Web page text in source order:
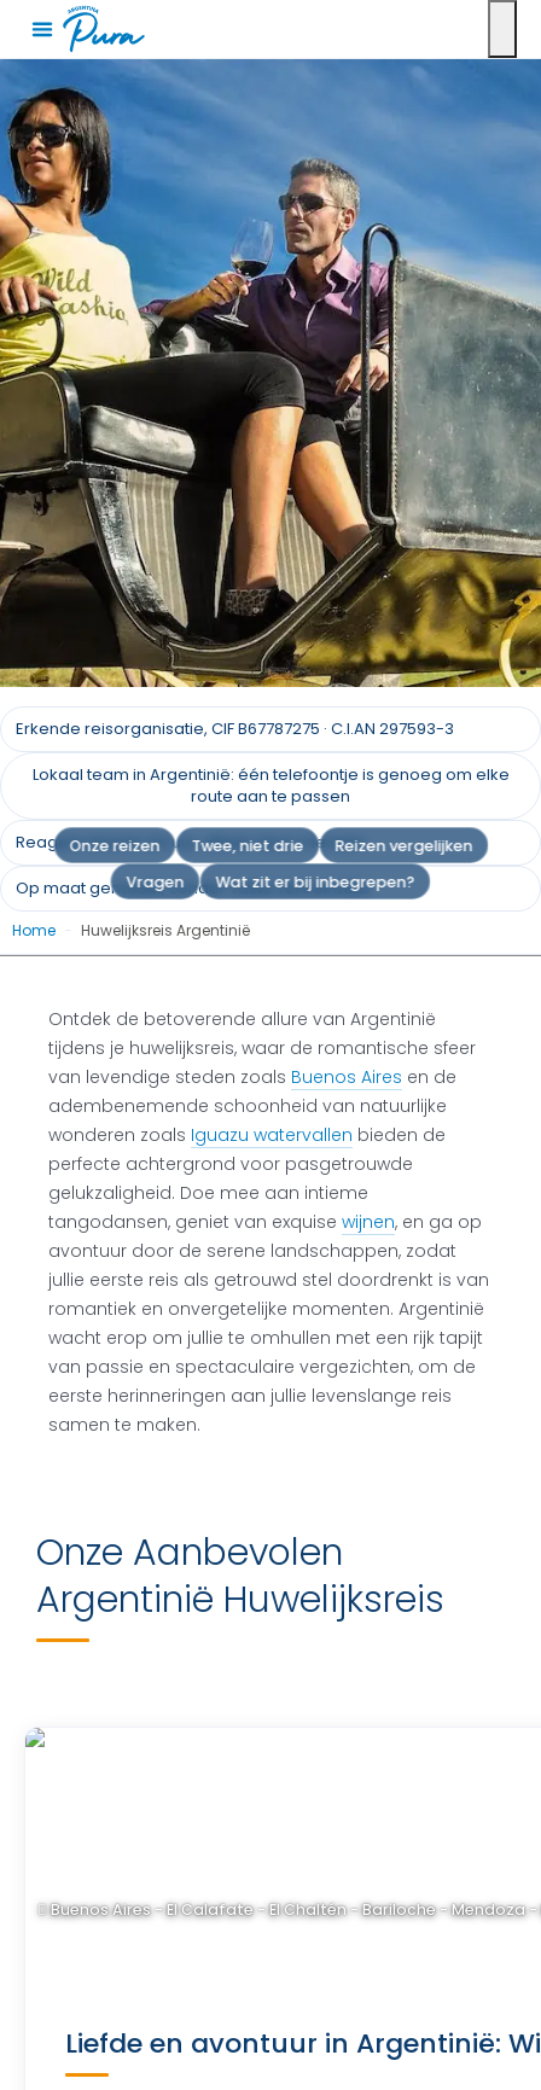
Huwelijksreis in
Argentinië
Argentinië: Onthul romantiek in elk avontuur
Een offerte aanvragen
Onze reizen Twee, niet drie
Reizen vergelijken
Vragen
Wat zit er bij inbegrepen?
Erkende reisorganisatie, CIF B67787275 · C.I.AN 297593-3
Lokaal team in Argentinië: één telefoontje is genoeg om elke
route aan te passen
Reageer binnen 24 uur, alleen door mensen
Op maat gemaakt, zonder vaste vertrekdata
Home - Huwelijksreis Argentinië
Ontdek de betoverende allure van Argentinië
tijdens je huwelijksreis, waar de romantische sfeer
van levendige steden zoals Buenos Aires en de
adembenemende schoonheid van natuurlijke
wonderen zoals Iguazu watervallen bieden de
perfecte achtergrond voor pasgetrouwde
gelukzaligheid. Doe mee aan intieme
tangodansen, geniet van exquise wijnen, en ga op
avontuur door de serene landschappen, zodat
jullie eerste reis als getrouwd stel doordrenkt is van
romantiek en onvergetelijke momenten. Argentinië
wacht erop om jullie te omhullen met een rijk tapijt
van passie en spectaculaire vergezichten, om de
eerste herinneringen aan jullie levenslange reis
samen te maken.
Onze Aanbevolen
Argentinië Huwelijksreis
Buenos Aires - El Calafate - El Chaltén - Bariloche - Mendoza -
Liefde en avontuur in Argentinië: